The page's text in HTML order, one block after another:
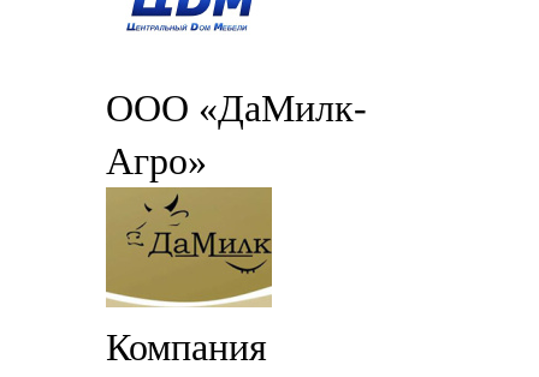
ООО «ДаМилк-
Агро»
Компания